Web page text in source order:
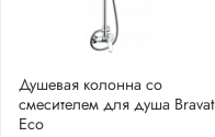
Душевая колонна со
смесителем для душа Bravat
Eco